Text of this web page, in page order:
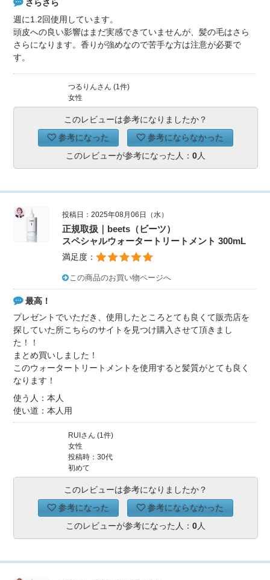
さらさら
週に1.2回使用しています。
頭皮への良い影響はまだ実感できていませんが、髪の毛はさら
さらになります。香りが強めなので苦手な方は注意が必要で
す。
つるりんさん (1件)
女性
このレビューは参考になりましたか？
参考になった
参考にならなかった
このレビューが参考になった人： 0人
投稿日：2025年08月06日（水）
正規取扱｜beets（ビーツ）
スペシャルウォータートリートメント 300mL
満足度：
この商品のお買い物ページへ
最高！
プレゼントでいただき、使用したところとても良くて販売店を
探していた所こちらのサイトを見つけ購入させて頂きまし
た！！
まとめ買いしました！
このウォータートリートメントを使用すると髪質がとても良く
なります！
使う人：本人
使い道：本人用
RUIさん (1件)
女性
投稿時：30代
初めて
このレビューは参考になりましたか？
参考になった
参考にならなかった
このレビューが参考になった人： 0人